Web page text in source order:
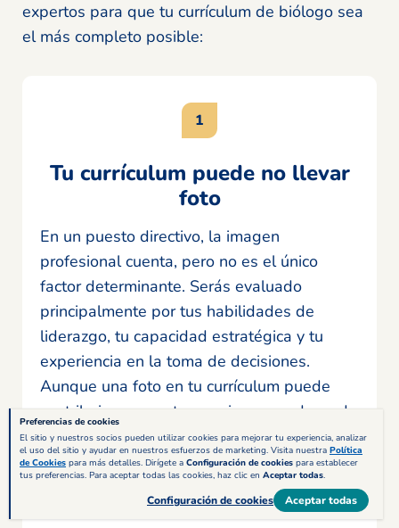
expertos para que tu currículum de biólogo sea
el más completo posible:
Tu currículum puede no llevar
foto
En un puesto directivo, la imagen
profesional cuenta, pero no es el único
factor determinante. Serás evaluado
principalmente por tus habilidades de
liderazgo, tu capacidad estratégica y tu
experiencia en la toma de decisiones.
Aunque una foto en tu currículum puede
contribuir a proyectar una imagen adecuada
para el cargo, no es esencial. Si decides
incluir una, asegúrate de que sea lo más
profesional posible.
Preferencias de cookies
El sitio y nuestros socios pueden utilizar cookies para mejorar tu experiencia, analizar
el uso del sitio y ayudar en nuestros esfuerzos de marketing. Visita nuestra Política
de Cookies para más detalles. Dirígete a Configuración de cookies para establecer
tus preferencias. Para aceptar todas las cookies, haz clic en Aceptar todas.
Configuración de cookies Aceptar todas